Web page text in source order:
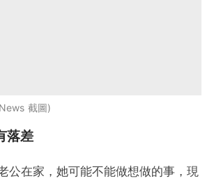
截圖
落差
公在家，她可能不能做想做的事，現